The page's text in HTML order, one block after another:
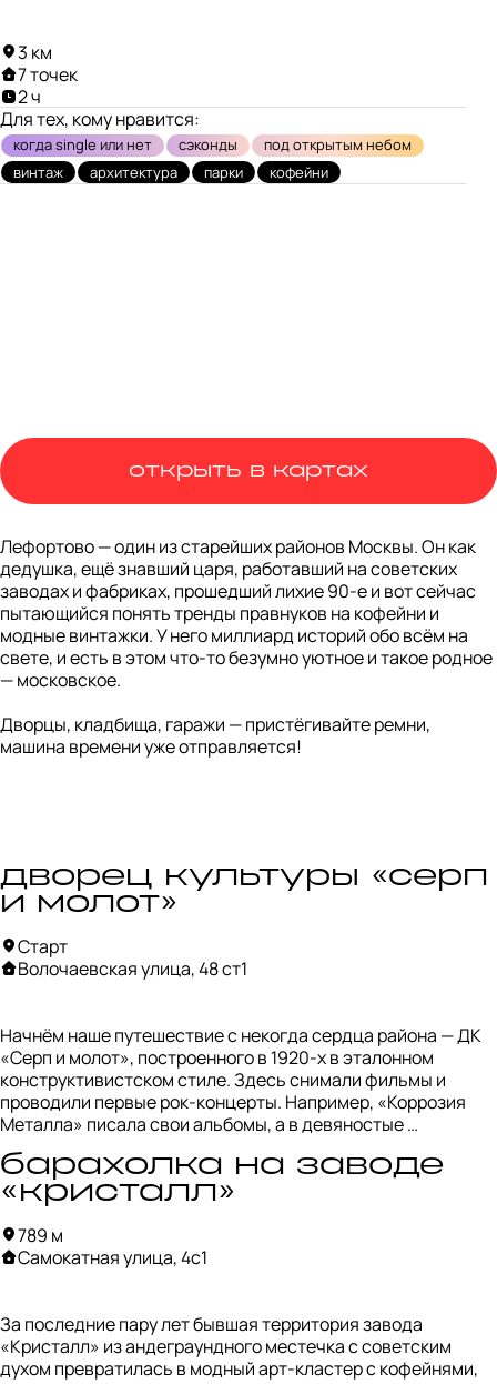
Лефортово — один из старейших районов Москвы. Он как
дедушка, ещё знавший царя, работавший на советских
заводах и фабриках, прошедший лихие 90-е и вот сейчас
пытающийся понять тренды правнуков на кофейни и
модные винтажки. У него миллиард историй обо всём на
свете, и есть в этом что-то безумно уютное и такое родное
— московское.
Дворцы, кладбища, гаражи — пристёгивайте ремни,
машина времени уже отправляется!
дворец культуры «серп
и молот»
Старт
Волочаевская улица, 48 ст1
Начнём наше путешествие с некогда сердца района — ДК
«Серп и молот», построенного в 1920-х в эталонном
конструктивистском стиле. Здесь снимали фильмы и
проводили первые рок-концерты. Например, «Коррозия
Металла» писала свои альбомы, а в девяностые
тусовалась в скандально известном клубе «Шанс».
Последние десятилетия ДК был заброшен, и лишь недавно
его отреставрировали и вновь открыли для гостей. Скоро
он обрастёт новыми заведениями и превратится в
настоящий арт-кластер.
барахолка на заводе
«кристалл»
789 м
Самокатная улица, 4с1
За последние пару лет бывшая территория завода
«Кристалл» из андеграундного местечка с советским
духом превратилась в модный арт-кластер с кофейнями,
3 км
7 точек
2 ч
Для тех, кому нравится:
когда single или нет сэконды
под открытым небом
винтаж
архитектура парки кофейни
открыть в картах